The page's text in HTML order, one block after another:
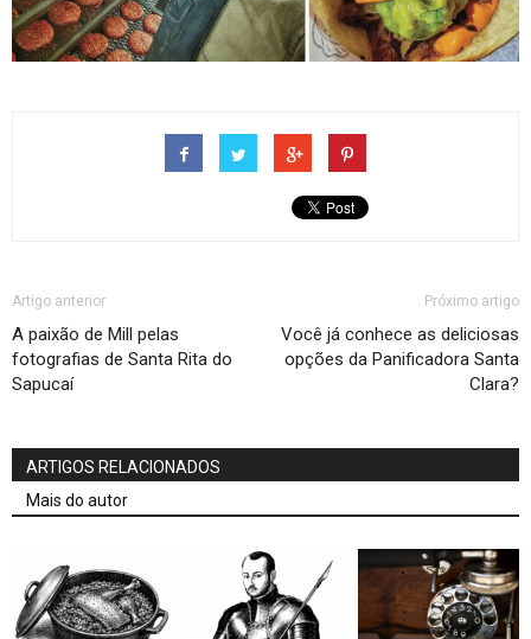
Artigo anterior
A paixão de Mill pelas
fotografias de Santa Rita do
Sapucaí
Próximo artigo
Você já conhece as deliciosas
opções da Panificadora Santa
Clara?
ARTIGOS RELACIONADOS
Mais do autor